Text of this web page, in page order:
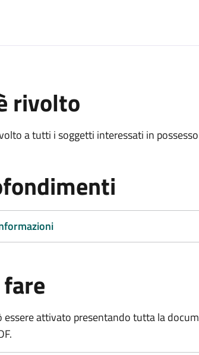
rivolto
a tutti i soggetti interessati in
essere attivato presentando tutta la